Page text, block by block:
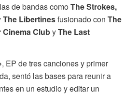
de bandas comoThe Strokes,
The Libertinesfusionado con The
Cinema ClubyThe Last
, EP de tres canciones y primer
sentó las bases para reunir a
en un estudio y editar un